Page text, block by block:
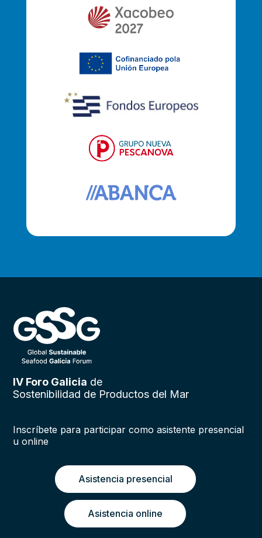
IV Foro Galicia de
Sostenibilidad de Productos del Mar
Inscríbete para participar como asistente presencial
u online
Asistencia presencial
Asistencia online